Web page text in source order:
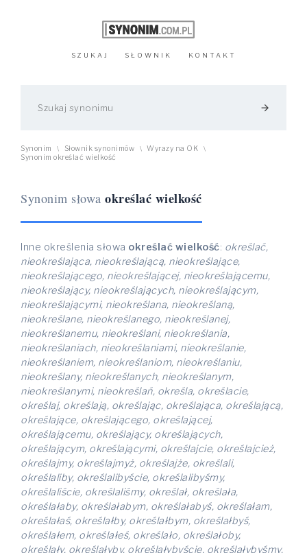
SZUKAJ SŁOWNIK KONTAKT
arrow_forward
Synonim \ Słownik synonimów \ Wyrazy na OK \
Synonim określać wielkość
Synonim słowa określać wielkość
Inne określenia słowa określać wielkość: określać,
nieokreślająca, nieokreślającą, nieokreślające,
nieokreślającego, nieokreślającej, nieokreślającemu,
nieokreślający, nieokreślających, nieokreślającym,
nieokreślającymi, nieokreślana, nieokreślaną,
nieokreślane, nieokreślanego, nieokreślanej,
nieokreślanemu, nieokreślani, nieokreślania,
nieokreślaniach, nieokreślaniami, nieokreślanie,
nieokreślaniem, nieokreślaniom, nieokreślaniu,
nieokreślany, nieokreślanych, nieokreślanym,
nieokreślanymi, nieokreślań, określa, określacie,
określaj, określają, określając, określająca, określającą,
określające, określającego, określającej,
określającemu, określający, określających,
określającym, określającymi, określajcie, określajcież,
określajmy, określajmyż, określajże, określali,
określaliby, określalibyście, określalibyśmy,
określaliście, określaliśmy, określał, określała,
określałaby, określałabym, określałabyś, określałam,
określałaś, określałby, określałbym, określałbyś,
określałem, określałeś, określało, określałoby,
określały, określałyby, określałybyście, określałybyśmy,